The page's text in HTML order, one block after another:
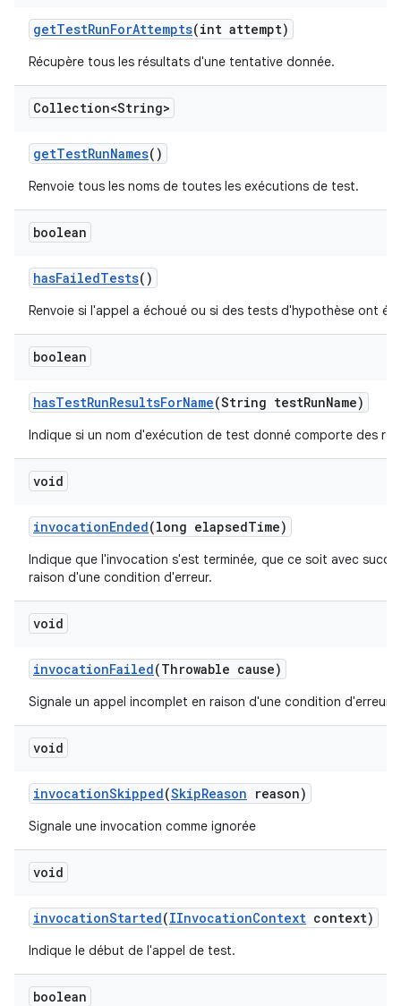
getTestRunForAttempts(int attempt)
Récupère tous les résultats d'une tentative donnée.
Collection<String>
getTestRunNames()
Renvoie tous les noms de toutes les exécutions de test.
boolean
hasFailedTests()
Renvoie si l'appel a échoué ou si des tests d'hypothèse ont
boolean
hasTestRunResultsForName(String testRunName)
Indique si un nom d'exécution de test donné comporte des
void
invocationEnded(long elapsedTime)
Indique que l'invocation s'est terminée, que ce soit avec
raison d'une condition d'erreur.
void
invocationFailed(Throwable cause)
Signale un appel incomplet en raison d'une condition d'erreur.
void
invocationSkipped(SkipReason reason)
Signale une invocation comme ignorée
void
invocationStarted(IInvocationContext context)
Indique le début de l'appel de test.
boolean